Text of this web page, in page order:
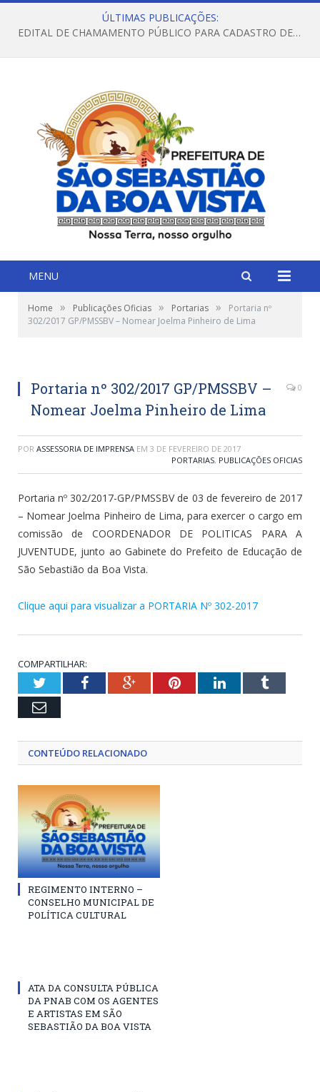
ÚLTIMAS PUBLICAÇÕES:
EDITAL DE CHAMAMENTO PÚBLICO PARA CADASTRO DE FAMÍLIAS NO SERVIÇO DE ACOLHIMENTO EM FAMÍLIA ACOLHEDORA
MENU
Home » Publicações Oficias » Portarias »
Portaria nº
302/2017 GP/PMSSBV – Nomear Joelma Pinheiro de Lima
Portaria nº 302/2017 GP/PMSSBV –
Nomear Joelma Pinheiro de Lima
0
POR ASSESSORIA DE IMPRENSA EM 3 DE FEVEREIRO DE 2017
PORTARIAS, PUBLICAÇÕES OFICIAS
Portaria nº 302/2017-GP/PMSSBV de 03 de fevereiro de 2017
– Nomear Joelma Pinheiro de Lima, para exercer o cargo em
comissão de COORDENADOR DE POLITICAS PARA A
JUVENTUDE, junto ao Gabinete do Prefeito de Educação de
São Sebastião da Boa Vista.
Clique aqui para visualizar a PORTARIA Nº 302-2017
COMPARTILHAR:
TwitterFacebookGoogle+PinterestLinkedInTumblr
Email
CONTEÚDO RELACIONADO
REGIMENTO INTERNO –
CONSELHO MUNICIPAL DE
POLÍTICA CULTURAL
ATA DA CONSULTA PÚBLICA
DA PNAB COM OS AGENTES
E ARTISTAS EM SÃO
SEBASTIÃO DA BOA VISTA